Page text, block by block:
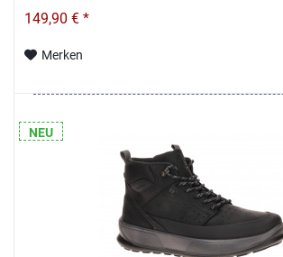
149,90 € *
Merken
NEU